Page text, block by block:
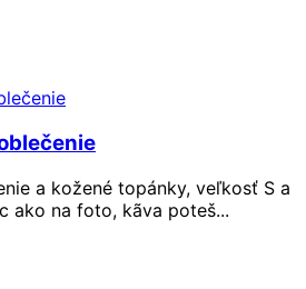
a kožené topánky, veľkosť S a
ako na foto, kãva poteš...